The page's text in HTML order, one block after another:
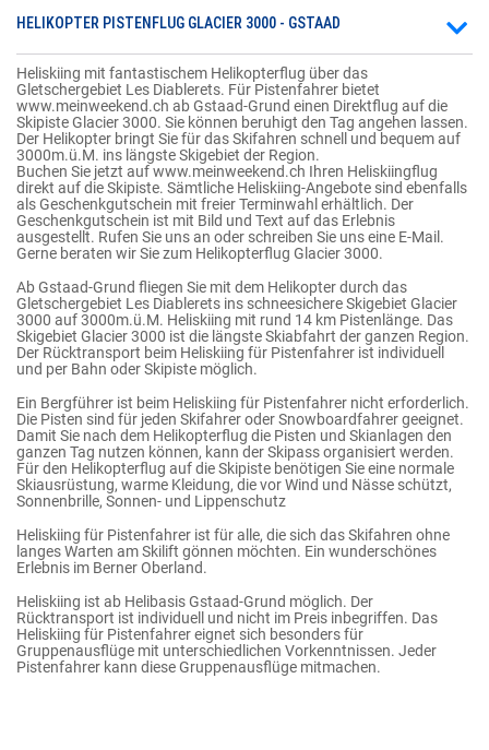
HELIKOPTER PISTENFLUG GLACIER 3000 - GSTAAD
Heliskiing mit fantastischem Helikopterflug über das
Gletschergebiet Les Diablerets. Für Pistenfahrer bietet
www.meinweekend.ch ab Gstaad-Grund einen Direktflug auf die
Skipiste Glacier 3000. Sie können beruhigt den Tag angehen lassen.
Der Helikopter bringt Sie für das Skifahren schnell und bequem auf
3000m.ü.M. ins längste Skigebiet der Region.
Buchen Sie jetzt auf www.meinweekend.ch Ihren Heliskiingflug
direkt auf die Skipiste. Sämtliche Heliskiing-Angebote sind ebenfalls
als Geschenkgutschein mit freier Terminwahl erhältlich. Der
Geschenkgutschein ist mit Bild und Text auf das Erlebnis
ausgestellt. Rufen Sie uns an oder schreiben Sie uns eine E-Mail.
Gerne beraten wir Sie zum Helikopterflug Glacier 3000.
Ab Gstaad-Grund fliegen Sie mit dem Helikopter durch das
Gletschergebiet Les Diablerets ins schneesichere Skigebiet Glacier
3000 auf 3000m.ü.M. Heliskiing mit rund 14 km Pistenlänge. Das
Skigebiet Glacier 3000 ist die längste Skiabfahrt der ganzen Region.
Der Rücktransport beim Heliskiing für Pistenfahrer ist individuell
und per Bahn oder Skipiste möglich.
Ein Bergführer ist beim Heliskiing für Pistenfahrer nicht erforderlich.
Die Pisten sind für jeden Skifahrer oder Snowboardfahrer geeignet.
Damit Sie nach dem Helikopterflug die Pisten und Skianlagen den
ganzen Tag nutzen können, kann der Skipass organisiert werden.
Für den Helikopterflug auf die Skipiste benötigen Sie eine normale
Skiausrüstung, warme Kleidung, die vor Wind und Nässe schützt,
Sonnenbrille, Sonnen- und Lippenschutz
Heliskiing für Pistenfahrer ist für alle, die sich das Skifahren ohne
langes Warten am Skilift gönnen möchten. Ein wunderschönes
Erlebnis im Berner Oberland.
Heliskiing ist ab Helibasis Gstaad-Grund möglich. Der
Rücktransport ist individuell und nicht im Preis inbegriffen. Das
Heliskiing für Pistenfahrer eignet sich besonders für
Gruppenausflüge mit unterschiedlichen Vorkenntnissen. Jeder
Pistenfahrer kann diese Gruppenausflüge mitmachen.